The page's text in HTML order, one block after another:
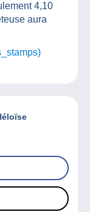
4,10
aura